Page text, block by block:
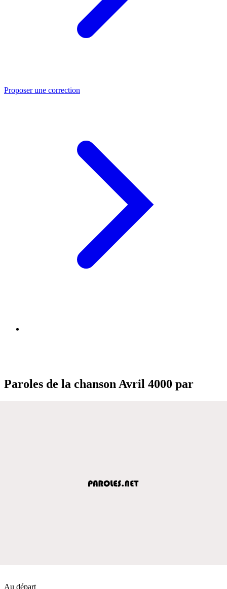
Proposer une correction
Paroles de la chanson Avril 4000 par
Au départ